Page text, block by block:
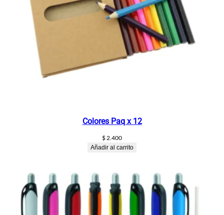
Colores Paq x 12
$2.400
Añadir al carrito